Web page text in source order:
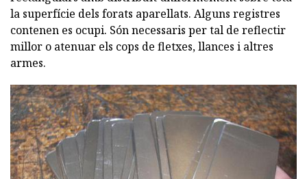
la superfície dels forats aparellats. Alguns registres
contenen es ocupi. Són necessaris per tal de reflectir
millor o atenuar els cops de fletxes, llances i altres
armes.